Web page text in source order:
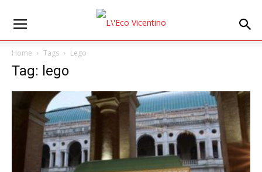
Home Tags Lego
Tag: lego